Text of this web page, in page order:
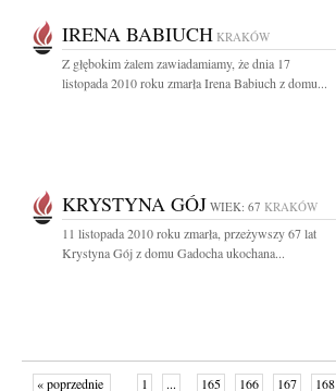
IRENA BABIUCH KRAKÓW
Z głębokim żalem zawiadamiamy, że dnia 17
listopada 2010 roku zmarła Irena Babiuch z domu...
KRYSTYNA GÓJ WIEK: 67 KRAKÓW
11 listopada 2010 roku zmarła, przeżywszy 67 lat
Krystyna Gój z domu Gadocha ukochana...
« poprzednie 1 ... 165 166 167 168